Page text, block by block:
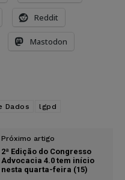
Reddit
Mastodon
Dados lgpd
Próximo artigo
2ª Edição do Congresso
Advocacia 4.0 tem início
nesta quarta-feira (15)